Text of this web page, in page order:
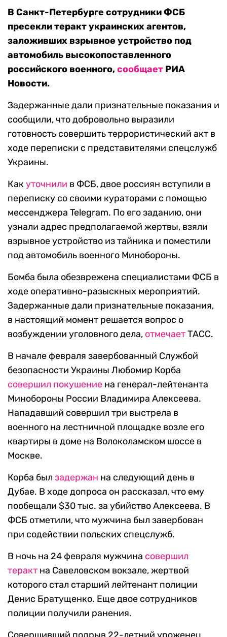
В Санкт-Петербурге сотрудники ФСБ
пресекли теракт украинских агентов,
заложивших взрывное устройство под
автомобиль высокопоставленного
российского военного,сообщает РИА
Новости.
Задержанные дали признательные показания и
сообщили, что добровольно выразили
готовность совершить террористический акт в
ходе переписки с представителями спецслужб
Украины.
Какуточнили в ФСБ, двое россиян вступили в
переписку со своими кураторами с помощью
мессенджера Telegram. По его заданию, они
узнали адрес предполагаемой жертвы, взяли
взрывное устройство из тайника и поместили
под автомобиль военного Минобороны.
Бомба была обезврежена специалистами ФСБ в
ходе оперативно-разыскных мероприятий.
Задержанные дали признательные показания,
в настоящий момент решается вопрос о
возбуждении уголовного дела, отмечаетТАСС.
В начале февраля завербованный Службой
безопасности Украины Любомир Корба
совершил покушение на генерал-лейтенанта
Минобороны России Владимира Алексеева.
Нападавший совершил три выстрела в
военного на лестничной площадке возле его
квартиры в доме на Волоколамском шоссе в
Москве.
Корба был задержан на следующий день в
Дубае. В ходе допроса он рассказал, что ему
пообещали $30 тыс. за убийство Алексеева. В
ФСБ отметили, что мужчина был завербован
при содействии польских спецслужб.
В ночь на 24 февраля мужчина совершил
теракт на Савеловском вокзале, жертвой
которого стал старший лейтенант полиции
Денис Братущенко. Еще двое сотрудников
полиции получили ранения.